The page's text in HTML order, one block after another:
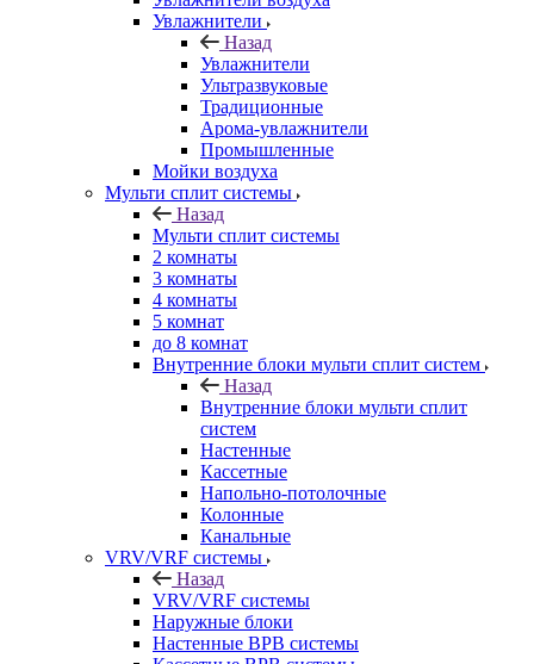
Увлажнители
Назад
Увлажнители
Ультразвуковые
Традиционные
Арома-увлажнители
Промышленные
Мойки воздуха
Мульти сплит системы
Назад
Мульти сплит системы
2 комнаты
3 комнаты
4 комнаты
5 комнат
до 8 комнат
Внутренние блоки мульти сплит систем
Назад
Внутренние блоки мульти сплит
систем
Настенные
Кассетные
Напольно-потолочные
Колонные
Канальные
VRV/VRF системы
Назад
VRV/VRF системы
Наружные блоки
Настенные ВРВ системы